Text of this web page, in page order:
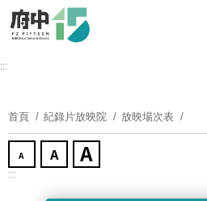
要
塊
:::
首頁 紀錄片放映院 放映場次表
:::